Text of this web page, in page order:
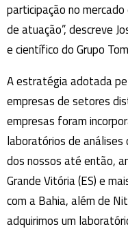
participação no
de atuação”, descreve
e científico do Grupo
A estratégia adotada
empresas de setores
empresas foram
laboratórios de
dos nossos até então,
Grande Vitória (ES) e
com a Bahia, além de
adquirimos um